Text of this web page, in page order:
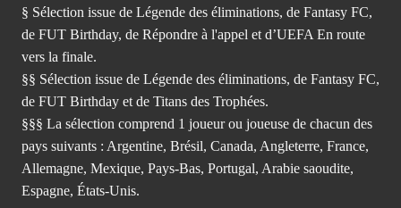
§ Sélection issue de Légende des éliminations, de Fantasy FC,
de FUT Birthday, de Répondre à l'appel et d’UEFA En route
vers la finale.
§§ Sélection issue de Légende des éliminations, de Fantasy FC,
de FUT Birthday et de Titans des Trophées.
§§§ La sélection comprend 1 joueur ou joueuse de chacun des
pays suivants : Argentine, Brésil, Canada, Angleterre, France,
Allemagne, Mexique, Pays-Bas, Portugal, Arabie saoudite,
Espagne, États-Unis.